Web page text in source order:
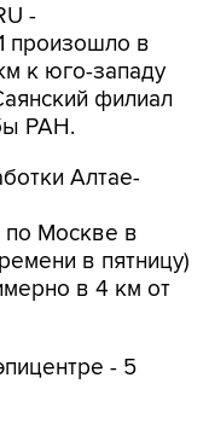
-
произошло в
к юго-западу
филиал
РАН.
Алтае-
по Москве в
в пятницу)
в 4 км от
- 5